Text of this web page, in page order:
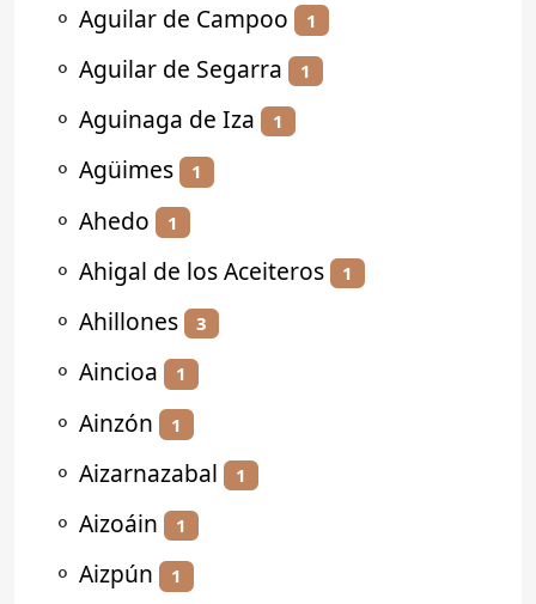
⚬ Aguilar de Campoo 1
⚬ Aguilar de Segarra 1
⚬ Aguinaga de Iza 1
⚬ Agüimes 1
⚬ Ahedo 1
⚬ Ahigal de los Aceiteros 1
⚬ Ahillones 3
⚬ Aincioa 1
⚬ Ainzón 1
⚬ Aizarnazabal 1
⚬ Aizoáin 1
⚬ Aizpún 1